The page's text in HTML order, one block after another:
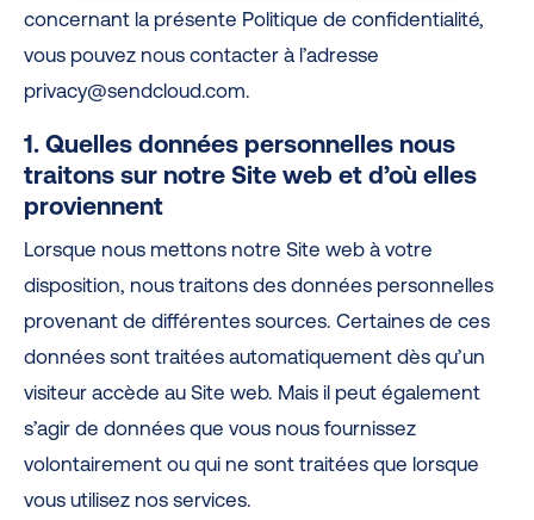
concernant la présente Politique de confidentialité,
vous pouvez nous contacter à l’adresse
privacy@sendcloud.com.
1. Quelles données personnelles nous
traitons sur notre Site web et d’où elles
proviennent
Lorsque nous mettons notre Site web à votre
disposition, nous traitons des données personnelles
provenant de différentes sources. Certaines de ces
données sont traitées automatiquement dès qu’un
visiteur accède au Site web. Mais il peut également
s’agir de données que vous nous fournissez
volontairement ou qui ne sont traitées que lorsque
vous utilisez nos services.